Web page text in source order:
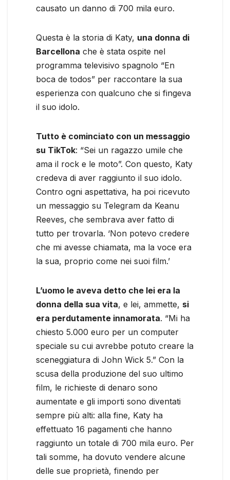
causato un danno di 700 mila euro.
Questa è la storia di Katy, una donna di
Barcellona che è stata ospite nel
programma televisivo spagnolo “En
boca de todos” per raccontare la sua
esperienza con qualcuno che si fingeva
il suo idolo.
Tutto è cominciato con un messaggio
su TikTok: “Sei un ragazzo umile che
ama il rock e le moto”. Con questo, Katy
credeva di aver raggiunto il suo idolo.
Contro ogni aspettativa, ha poi ricevuto
un messaggio su Telegram da Keanu
Reeves, che sembrava aver fatto di
tutto per trovarla. ‘Non potevo credere
che mi avesse chiamata, ma la voce era
la sua, proprio come nei suoi film.’
L’uomo le aveva detto che lei era la
donna della sua vita, e lei, ammette, si
era perdutamente innamorata. “Mi ha
chiesto 5.000 euro per un computer
speciale su cui avrebbe potuto creare la
sceneggiatura di John Wick 5.” Con la
scusa della produzione del suo ultimo
film, le richieste di denaro sono
aumentate e gli importi sono diventati
sempre più alti: alla fine, Katy ha
effettuato 16 pagamenti che hanno
raggiunto un totale di 700 mila euro. Per
tali somme, ha dovuto vendere alcune
delle sue proprietà, finendo per